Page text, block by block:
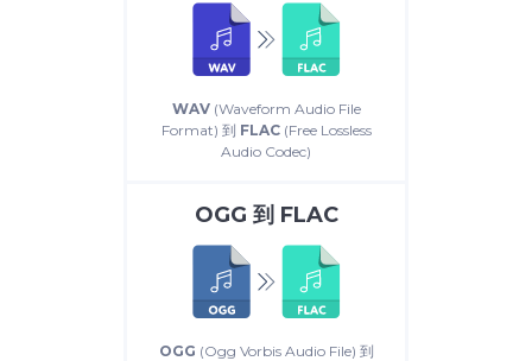
WAV(Waveform Audio File
Format) 到 FLAC(Free Lossless
Audio Codec)
OGG 到 FLAC
OGG (Ogg Vorbis Audio File) 到